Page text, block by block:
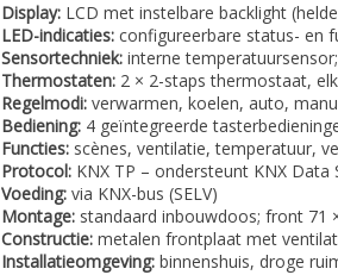
Display: LCD met instelbare backlight
LED-indicaties: configureerbare status- en
Sensortechniek: interne
Thermostaten: 2 × 2-staps thermostaat,
Regelmodi: verwarmen, koelen, auto,
Bediening: 4 geïntegreerde
Functies: scènes, ventilatie, temperatuur,
Protocol: KNX TP – ondersteunt KNX Data
Voeding: via KNX-bus (SELV)
Montage: standaard inbouwdoos; front 71
Constructie: metalen frontplaat met
Installatieomgeving: binnenshuis, droge